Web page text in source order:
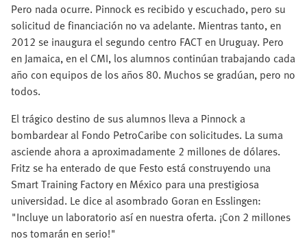
Pero nada ocurre. Pinnock es recibido y escuchado, pero su
solicitud de financiación no va adelante. Mientras tanto, en
2012 se inaugura el segundo centro FACT en Uruguay. Pero
en Jamaica, en el CMI, los alumnos continúan trabajando cada
año con equipos de los años 80. Muchos se gradúan, pero no
todos.
El trágico destino de sus alumnos lleva a Pinnock a
bombardear al Fondo PetroCaribe con solicitudes. La suma
asciende ahora a aproximadamente 2 millones de dólares.
Fritz se ha enterado de que Festo está construyendo una
Smart Training Factory en México para una prestigiosa
universidad. Le dice al asombrado Goran en Esslingen:
"Incluye un laboratorio así en nuestra oferta. ¡Con 2 millones
nos tomarán en serio!"